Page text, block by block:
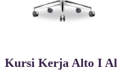
Kursi Kerja Alto I Al